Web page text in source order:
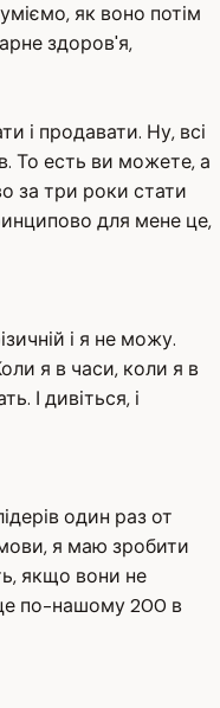
як воно потім
здоров'я,
і продавати. Ну, всі
То есть ви можете, а
за три роки стати
для мене це,
і я не можу.
я в часи, коли я в
І дивіться, і
один раз от
я маю зробити
якщо вони не
це по-нашому 200 в